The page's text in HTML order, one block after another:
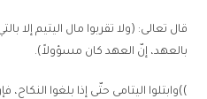
قال تعالى: (ولا تقربوا مال اليتيم إلا
بالعهد، إنّ العهد كان مسؤولاً).
))وابتلوا اليتامى حتّى إذا بلغوا